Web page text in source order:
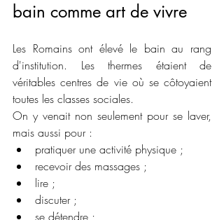
bain comme art de vivre
Les Romains ont élevé le bain au rang
d'institution. Les thermes étaient de
véritables centres de vie où se côtoyaient
toutes les classes sociales.
On y venait non seulement pour se laver,
mais aussi pour :
pratiquer une activité physique ;
recevoir des massages ;
lire ;
discuter ;
se détendre ;